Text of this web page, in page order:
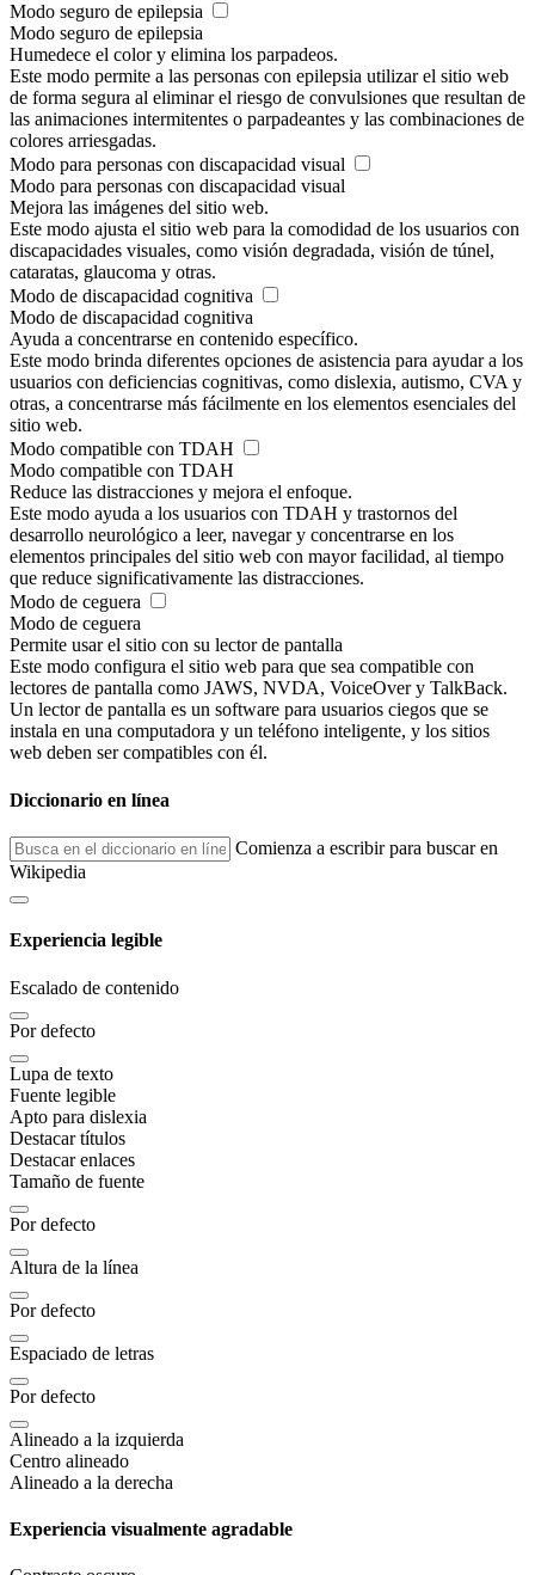
Modo seguro de epilepsia
Modo seguro de epilepsia
Humedece el color y elimina los parpadeos.
Este modo permite a las personas con epilepsia utilizar el sitio web
de forma segura al eliminar el riesgo de convulsiones que resultan de
las animaciones intermitentes o parpadeantes y las combinaciones de
colores arriesgadas.
Modo para personas con discapacidad visual
Modo para personas con discapacidad visual
Mejora las imágenes del sitio web.
Este modo ajusta el sitio web para la comodidad de los usuarios con
discapacidades visuales, como visión degradada, visión de túnel,
cataratas, glaucoma y otras.
Modo de discapacidad cognitiva
Modo de discapacidad cognitiva
Ayuda a concentrarse en contenido específico.
Este modo brinda diferentes opciones de asistencia para ayudar a los
usuarios con deficiencias cognitivas, como dislexia, autismo, CVA y
otras, a concentrarse más fácilmente en los elementos esenciales del
sitio web.
Modo compatible con TDAH
Modo compatible con TDAH
Reduce las distracciones y mejora el enfoque.
Este modo ayuda a los usuarios con TDAH y trastornos del
desarrollo neurológico a leer, navegar y concentrarse en los
elementos principales del sitio web con mayor facilidad, al tiempo
que reduce significativamente las distracciones.
Modo de ceguera
Modo de ceguera
Permite usar el sitio con su lector de pantalla
Este modo configura el sitio web para que sea compatible con
lectores de pantalla como JAWS, NVDA, VoiceOver y TalkBack.
Un lector de pantalla es un software para usuarios ciegos que se
instala en una computadora y un teléfono inteligente, y los sitios
web deben ser compatibles con él.
Diccionario en línea
Comienza a escribir para buscar en
Wikipedia
Experiencia legible
Escalado de contenido
Por defecto
Lupa de texto
Fuente legible
Apto para dislexia
Destacar títulos
Destacar enlaces
Tamaño de fuente
Por defecto
Altura de la línea
Por defecto
Espaciado de letras
Por defecto
Alineado a la izquierda
Centro alineado
Alineado a la derecha
Experiencia visualmente agradable